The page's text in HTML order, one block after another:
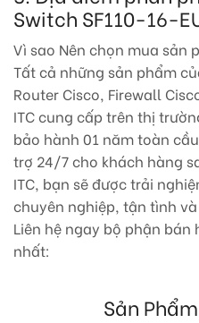
Switch SF110-16-
Vì sao Nên chọn mua sản
Tất cả những sản phẩm
Router Cisco, Firewall
ITC cung cấp trên thị
bảo hành 01 năm toàn
trợ 24/7 cho khách hàng
ITC, bạn sẽ được trải
chuyên nghiệp, tận tình
Liên hệ ngay bộ phận
nhất:
Sản